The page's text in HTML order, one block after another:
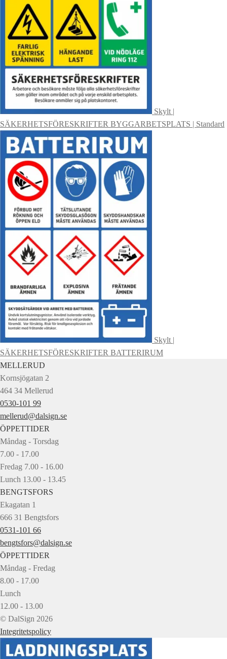
Skylt |
SÄKERHETSFÖRESKRIFTER BYGGARBETSPLATS | Standard
Skylt |
SÄKERHETSFÖRESKRIFTER BATTERIRUM
MELLERUD
Kornsjögatan 2
464 34 Mellerud
0530-101 99
mellerud@dalsign.se
ÖPPETTIDER
Måndag - Torsdag
7.00 - 17.00
Fredag 7.00 - 16.00
Lunch 13.00 - 13.45
BENGTSFORS
Ekagatan 1
666 31 Bengtsfors
0531-101 66
bengtsfors@dalsign.se
ÖPPETTIDER
Måndag - Fredag
8.00 - 17.00
Lunch
12.00 - 13.00
© DalSign 2026
Integritetspolicy